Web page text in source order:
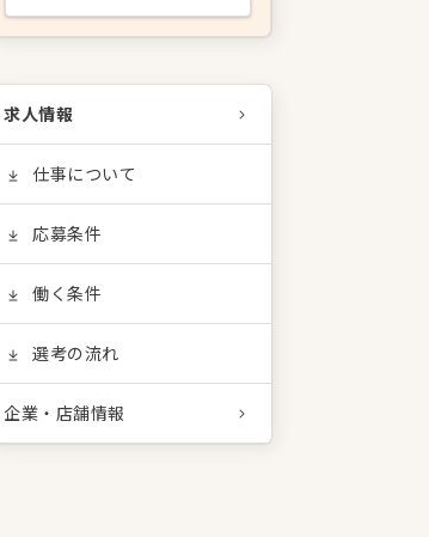
求人情報
仕事について
応募条件
働く条件
選考の流れ
企業・店舗情報